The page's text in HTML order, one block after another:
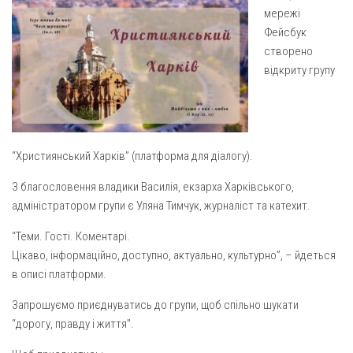
Архистратига Михаїла (м. Люботин)
Покрови Пресвятої Богородиці (с. Вільча)
Преображенська парафія (м. Лозова)
Парафія Благовіщення Пресвятої Богородиці (смт
Золочів)
Парафія Різдва Пресвятої Богородиці м. Берестин
(Красноград)
Пресвятої Трійці (м. Полтава)
Свято-Юріївська парафія (м. Полтава)
Архистратига Михаїла (с. Пригарівка)
Благовіщення Пресвятої Богородиці (с. Шевченки)
Введення у храм Пресвятої Богородиці (с. Дашківка)
Газета Християнський голос
Надруковані числа
Молитви
Галерея
Рух pro-life
мережі
Фейсбук
створено
відкриту групу
“Християнський Харків” (платформа для діалогу).
З благословення владики Василія, екзарха Харківського,
адміністратором групи є Уляна Тимчук, журналіст та катехит.
“Теми. Гості. Коментарі.
Цікаво, інформаційно, доступно, актуально, культурно”, – йдеться
в описі платформи.
Запрошуємо приєднуватись до групи, щоб спільно шукати
“дорогу, правду і життя”.